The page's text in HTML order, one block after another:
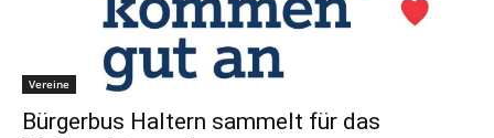
Vereine
Bürgerbus Haltern sammelt für das